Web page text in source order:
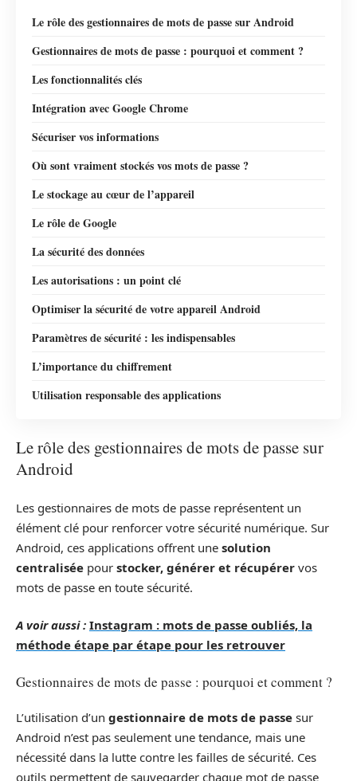
Le rôle des gestionnaires de mots de passe sur Android
Gestionnaires de mots de passe : pourquoi et comment ?
Les fonctionnalités clés
Intégration avec Google Chrome
Sécuriser vos informations
Où sont vraiment stockés vos mots de passe ?
Le stockage au cœur de l’appareil
Le rôle de Google
La sécurité des données
Les autorisations : un point clé
Optimiser la sécurité de votre appareil Android
Paramètres de sécurité : les indispensables
L’importance du chiffrement
Utilisation responsable des applications
Le rôle des gestionnaires de mots de passe sur
Android
Les gestionnaires de mots de passe représentent un
élément clé pour renforcer votre sécurité numérique. Sur
Android, ces applications offrent une solution
centralisée pour stocker, générer et récupérer vos
mots de passe en toute sécurité.
A voir aussi : Instagram : mots de passe oubliés, la
méthode étape par étape pour les retrouver
Gestionnaires de mots de passe : pourquoi et comment ?
L’utilisation d’un gestionnaire de mots de passe sur
Android n’est pas seulement une tendance, mais une
nécessité dans la lutte contre les failles de sécurité. Ces
outils permettent de sauvegarder chaque mot de passe